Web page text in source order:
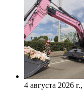
4 августа 2026